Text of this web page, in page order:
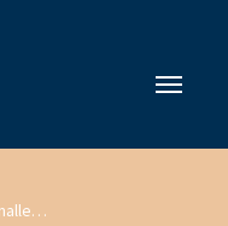
Lausunto hallituksen esityksestä eduskunnalle laiksi alkoholilain muuttamisesta